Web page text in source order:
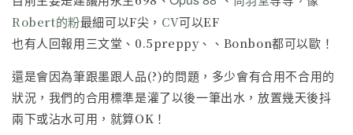
Robert的粉最細可以F尖， CV可以EF
也有人回報用三文堂、0.5preppy、、Bonbon都可以歐！
還是會因為筆跟墨跟人品(?)的問題，多少會有合用不合用的
狀況，我們的合用標準是灌了以後一筆出水，放置幾天後抖
兩下或沾水可用，就算OK！